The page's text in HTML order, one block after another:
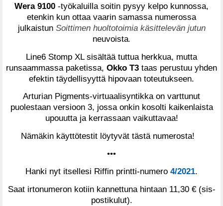
Wera 9100 -työkaluilla soitin pysyy kelpo kunnossa,
etenkin kun ottaa vaarin samassa numerossa
julkaistun Soittimen huoltotoimia käsittelevän jutun
neuvoista.
Line6 Stomp XL sisältää tuttua herkkua, mutta
runsaammassa paketissa, Okko T3 taas perustuu yhden
efektin täydellisyyttä hipovaan toteutukseen.
Arturian Pigments-virtuaalisyntikka on varttunut
puolestaan versioon 3, jossa onkin kosolti kaikenlaista
upouutta ja kerrassaan vaikuttavaa!
Nämäkin käyttötestit löytyvät tästä numerosta!
•••
Hanki nyt itsellesi Riffin printti-numero 4/2021.
Saat irtonumeron kotiin kannettuna hintaan 11,30 € (sis-
postikulut).